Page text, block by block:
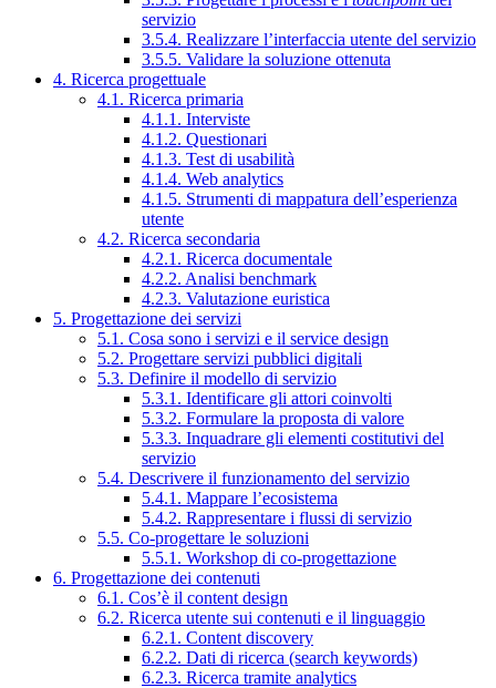
servizio
3.5.4. Realizzare l’interfaccia utente del servizio
3.5.5. Validare la soluzione ottenuta
4. Ricerca progettuale
4.1. Ricerca primaria
4.1.1. Interviste
4.1.2. Questionari
4.1.3. Test di usabilità
4.1.4. Web analytics
4.1.5. Strumenti di mappatura dell’esperienza
utente
4.2. Ricerca secondaria
4.2.1. Ricerca documentale
4.2.2. Analisi benchmark
4.2.3. Valutazione euristica
5. Progettazione dei servizi
5.1. Cosa sono i servizi e il service design
5.2. Progettare servizi pubblici digitali
5.3. Definire il modello di servizio
5.3.1. Identificare gli attori coinvolti
5.3.2. Formulare la proposta di valore
5.3.3. Inquadrare gli elementi costitutivi del
servizio
5.4. Descrivere il funzionamento del servizio
5.4.1. Mappare l’ecosistema
5.4.2. Rappresentare i flussi di servizio
5.5. Co-progettare le soluzioni
5.5.1. Workshop di co-progettazione
6. Progettazione dei contenuti
6.1. Cos’è il content design
6.2. Ricerca utente sui contenuti e il linguaggio
6.2.1. Content discovery
6.2.2. Dati di ricerca (search keywords)
6.2.3. Ricerca tramite analytics